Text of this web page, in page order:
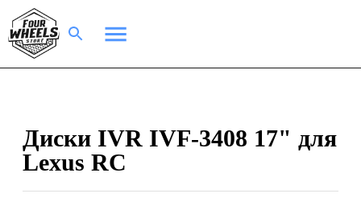
Диски IVR IVF-3408 17" для
Lexus RC